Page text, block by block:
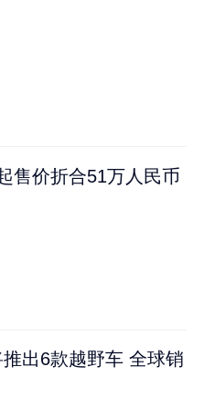
售价折合51万人民币
出6款越野车 全球销